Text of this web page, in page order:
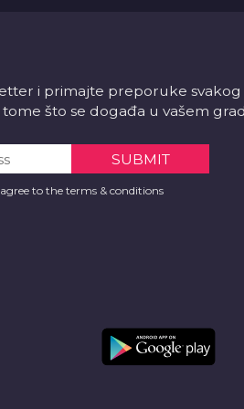
i primajte preporuke svakog
što se događa u vašem
to the terms & conditions